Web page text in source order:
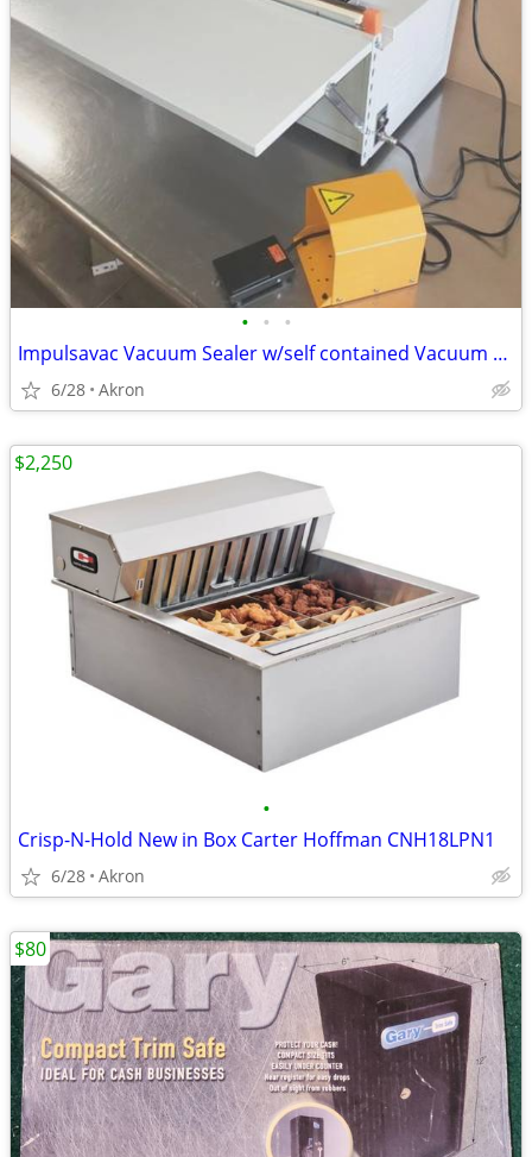
• • •
Impulsavac Vacuum Sealer w/self contained Vacuum Pump Gas Flush Impuls
6/28 Akron
•
Crisp-N-Hold New in Box Carter Hoffman CNH18LPN1
6/28 Akron
$2,250
$80